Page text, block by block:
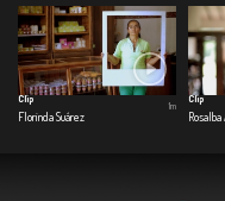
Clip
Florinda Suárez
1m
Clip